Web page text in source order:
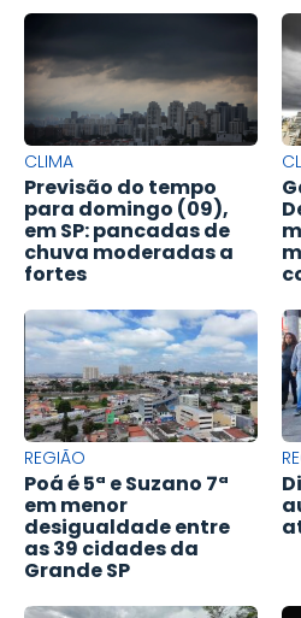
CLIMA
Previsão do tempo
para domingo (09),
em SP: pancadas de
chuva moderadas a
fortes
REGIÃO
Poá é 5ª e Suzano 7ª
em menor
desigualdade entre
as 39 cidades da
Grande SP